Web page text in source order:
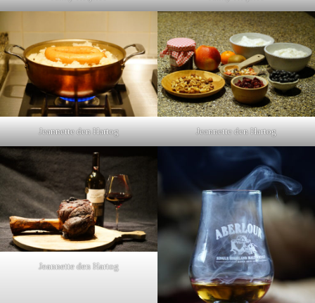
Jeannette den Hartog Jeannette den Hartog
Jeannette den Hartog